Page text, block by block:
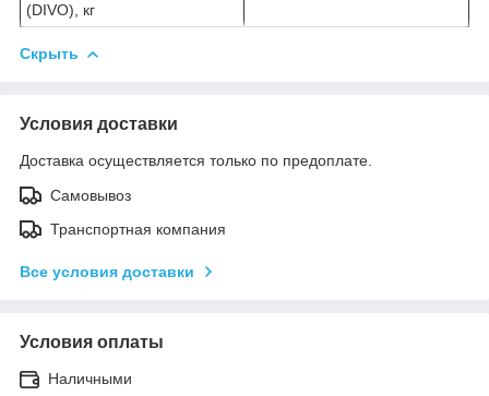
(DIVO), кг
Скрыть
Условия доставки
Доставка осуществляется только по предоплате.
Самовывоз
Транспортная компания
Все условия доставки
Условия оплаты
Наличными